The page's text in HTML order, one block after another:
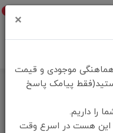
×
هماهنگی موجودی و قیمت
پیامک پاسخ
را داریم.
این هست در اسرع وقت